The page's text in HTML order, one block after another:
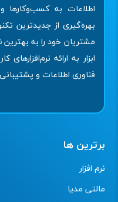
اطلاعات به کسب‌وکارها
بهره‌گیری از جدیدترین
مشتریان خود را به
ابزار به ارائه
فناوری اطلاعات و
برترین ها
نرم افزار
مالتی مدیا